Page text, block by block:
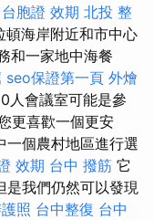
台胞證 效期 北投 整
頓海岸附近和市中心
和一家地中海餐
seo保證第一頁 外燴
人會議室可能是參
更喜歡一個更安
一個農村地區進行選
效期 台中 撥筋 它
是我們仍然可以發現
照 台中整復 台中